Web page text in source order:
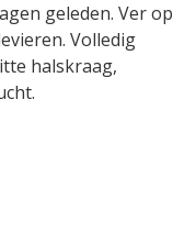
geleden. Ver op
Volledig
halskraag,